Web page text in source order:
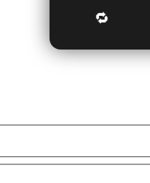
🔁